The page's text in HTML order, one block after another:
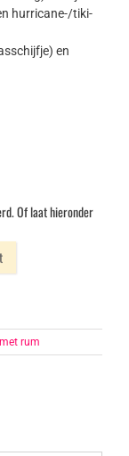
hurricane-/tiki-
en
Of laat hieronder
rum